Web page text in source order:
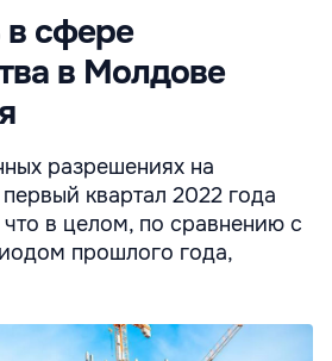
в сфере
в Молдове
разрешениях на
квартал 2022 года
что в целом, по сравнению с
прошлого года,